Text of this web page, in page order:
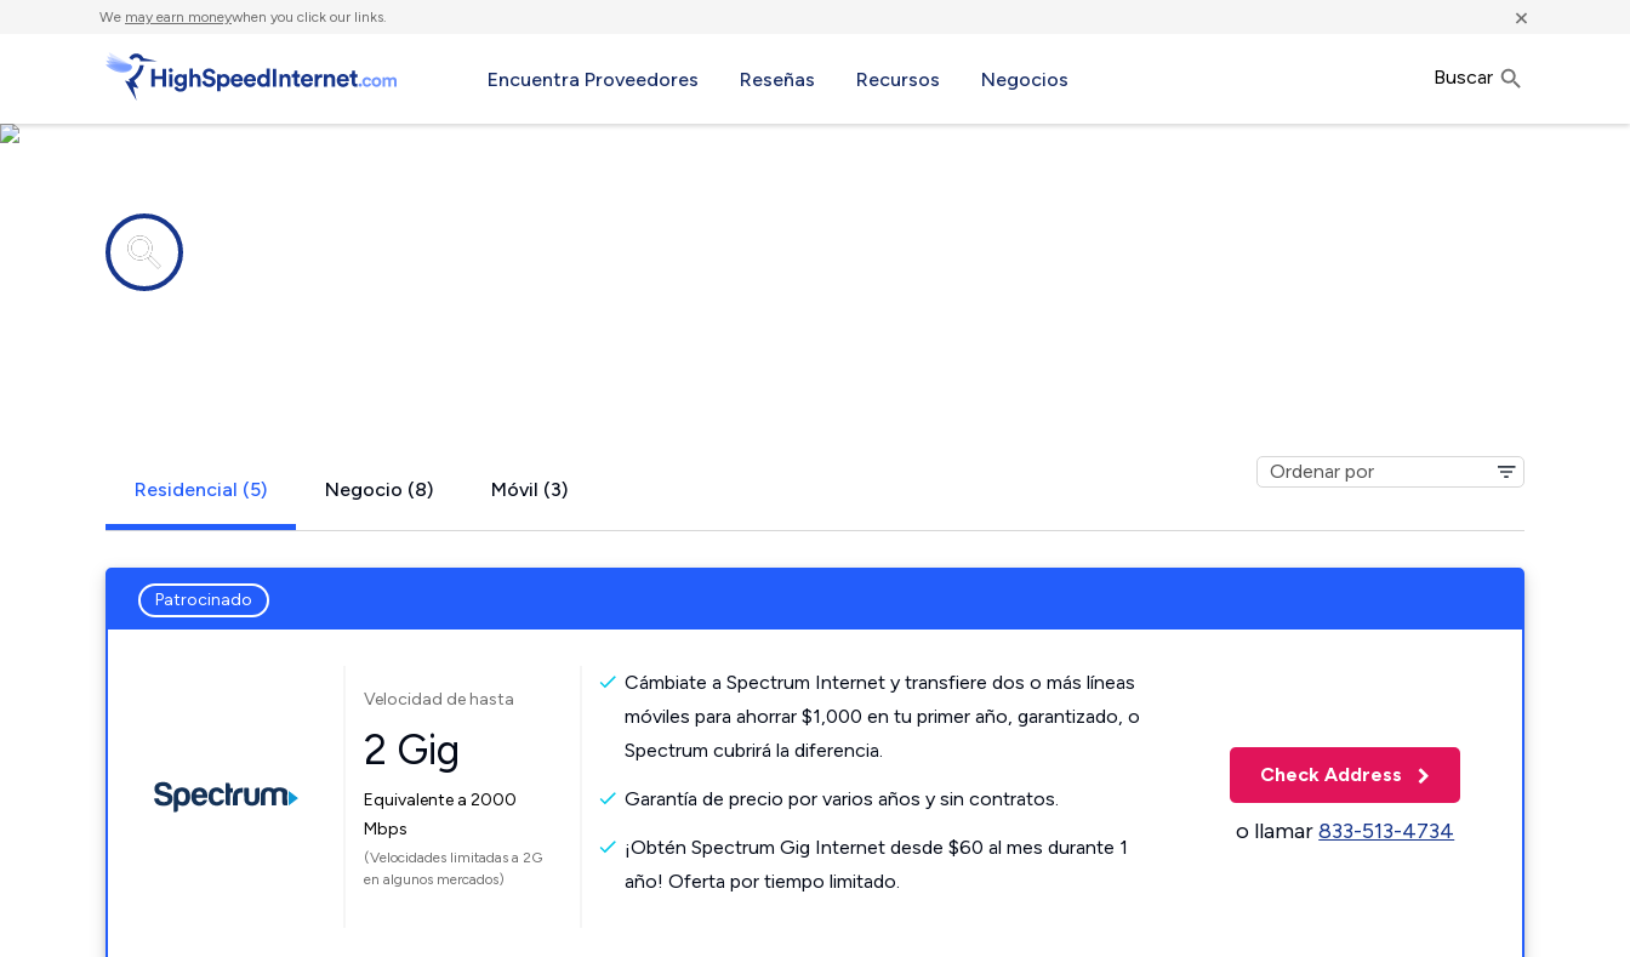
We may earn moneywhen you click our links. ×
Encuentra Proveedores Reseñas Recursos Negocios Buscar
Residencial (5) Negocio (8) Móvil (3)
Patrocinado
Velocidad de hasta
2 Gig
Equivalente a 2000
Mbps
(Velocidades limitadas a 2G
en algunos mercados)
Cámbiate a Spectrum Internet y transfiere dos o más líneas
móviles para ahorrar $1,000 en tu primer año, garantizado, o
Spectrum cubrirá la diferencia.
Garantía de precio por varios años y sin contratos.
¡Obtén Spectrum Gig Internet desde $60 al mes durante 1
año! Oferta por tiempo limitado.
Check Address
o llamar833-513-4734